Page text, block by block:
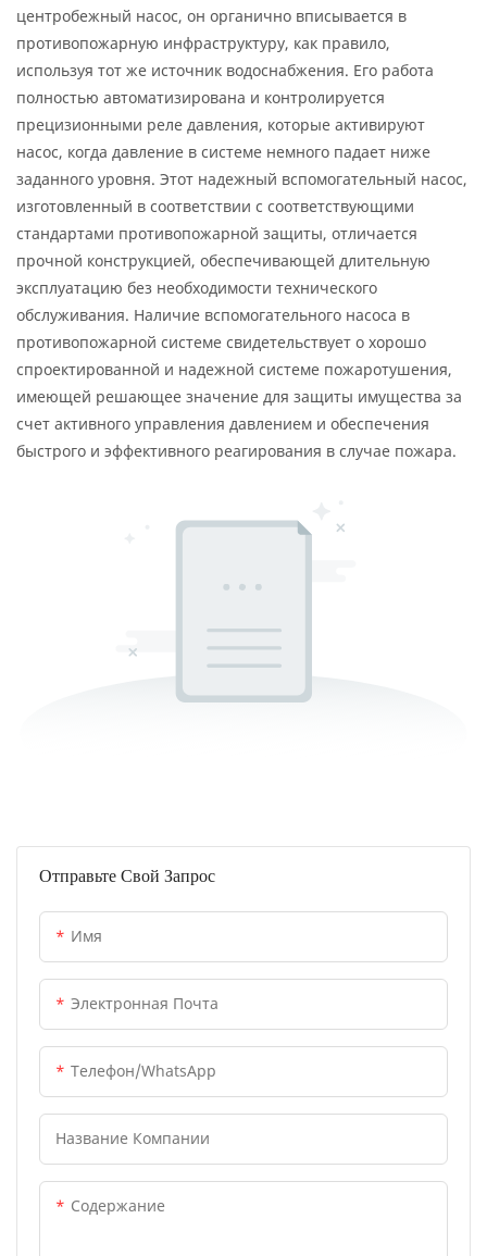
центробежный насос, он органично вписывается в
противопожарную инфраструктуру, как правило,
используя тот же источник водоснабжения. Его работа
полностью автоматизирована и контролируется
прецизионными реле давления, которые активируют
насос, когда давление в системе немного падает ниже
заданного уровня. Этот надежный вспомогательный насос,
изготовленный в соответствии с соответствующими
стандартами противопожарной защиты, отличается
прочной конструкцией, обеспечивающей длительную
эксплуатацию без необходимости технического
обслуживания. Наличие вспомогательного насоса в
противопожарной системе свидетельствует о хорошо
спроектированной и надежной системе пожаротушения,
имеющей решающее значение для защиты имущества за
счет активного управления давлением и обеспечения
быстрого и эффективного реагирования в случае пожара.
Отправьте Свой Запрос
Имя
Электронная Почта
Телефон/WhatsApp
Название Компании
Содержание